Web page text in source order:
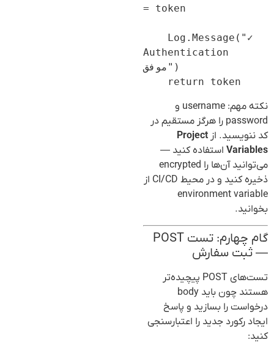
= token
    Log.Message("✓
Authentication
موفق")
نکته مهم: username و
password را هرگز مستقیم در
کد ننویسید. از Project
Variablesاستفاده کنید —
می‌توانید آن‌ها را encrypted
ذخیره کنید و در محیط CI/CD از
environment variable
بخوانید.
گام چهارم: تست POST
— ثبت سفارش
تست‌های POST پیچیده‌تر
هستند چون باید body
درخواست را بسازید و پاسخ
ایجاد رکورد جدید را اعتبارسنجی
کنید: